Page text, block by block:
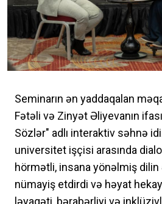
Seminarın ən yaddaqalan
​​Fətəli və Zinyət Əliyevanın
Sözlər" adlı interaktiv səhnə
universitet işçisi arasında
hörmətli, insana yönəlmiş
nümayiş etdirdi və həyat
ləyaqəti, bərabərliyi və